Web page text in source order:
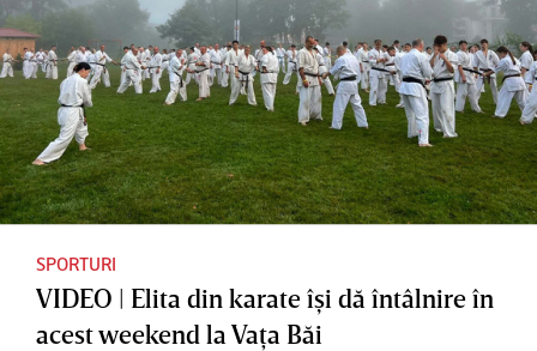
SPORTURI
VIDEO | Elita din karate îşi dă întâlnire în
acest weekend la Vaţa Băi